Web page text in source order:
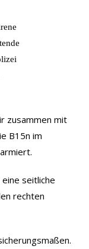
zusammen mit
B15n im
seitliche
rechten